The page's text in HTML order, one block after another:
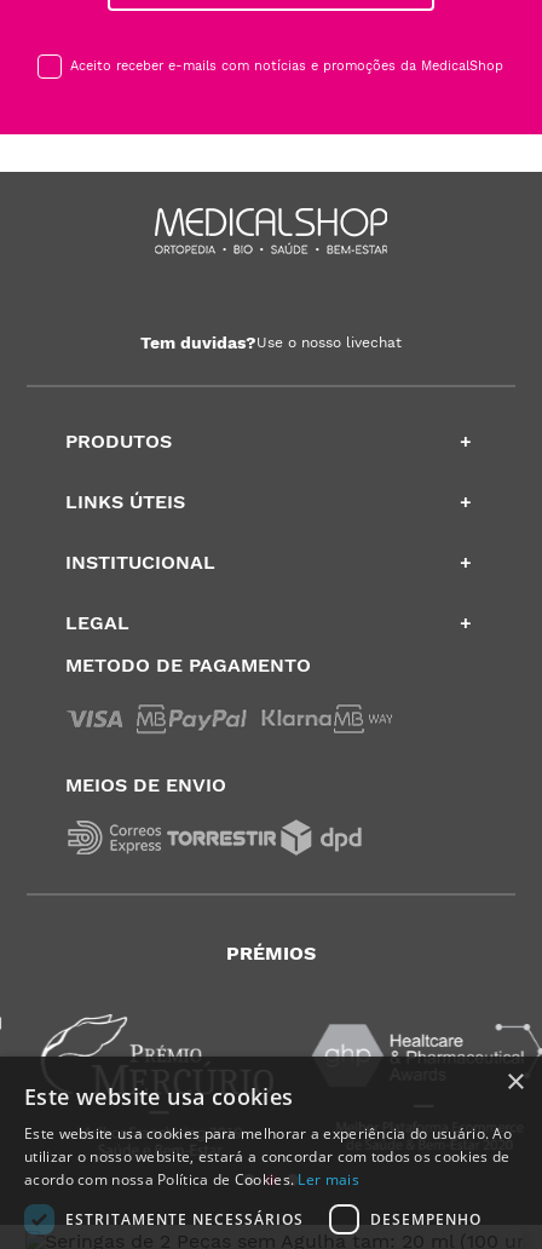
Aceito receber e-mails com notícias e promoções da MedicalShop
Tem duvidas?Use o nosso livechat
PRODUTOS +
LINKS ÚTEIS +
INSTITUCIONAL +
LEGAL
+
METODO DE PAGAMENTO
MEIOS DE ENVIO
PRÉMIOS
×
Este website usa cookies
Este website usa cookies para melhorar a experiência do usuário. Ao
utilizar o nosso website, estará a concordar com todos os cookies de
acordo com nossa Política de Cookies. Ler mais
ESTRITAMENTE NECESSÁRIOS
DESEMPENHO